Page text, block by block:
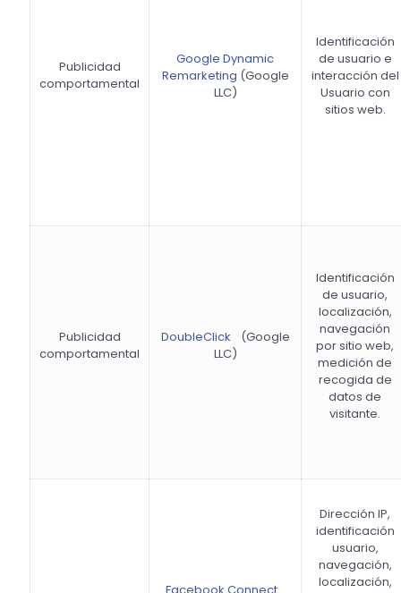
Publicidad
comportamental
Google Dynamic
Remarketing (Google
LLC)
Identificación
de usuario e
interacción del
Usuario con
sitios web.
Publicidad
comportamental
DoubleClick (Google
LLC)
Identificación
de usuario,
localización,
navegación
por sitio web,
medición de
recogida de
datos de
visitante.
Dirección IP,
identificación
usuario,
navegación,
localización,